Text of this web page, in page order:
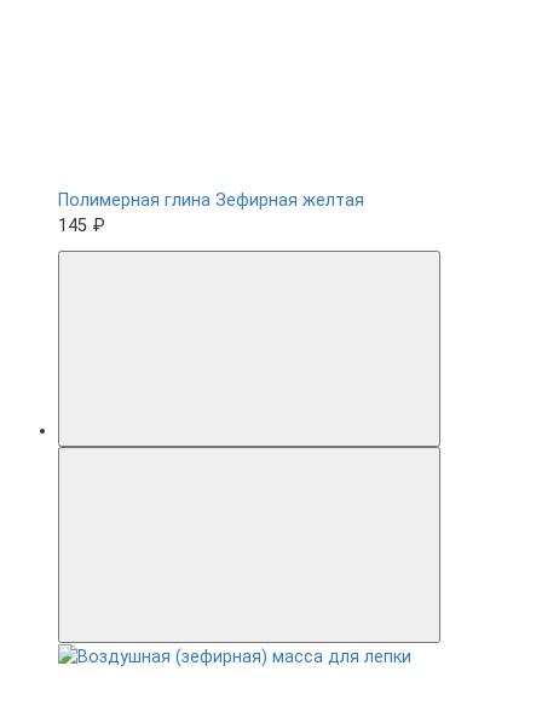
Полимерная глина Зефирная желтая
145 ₽